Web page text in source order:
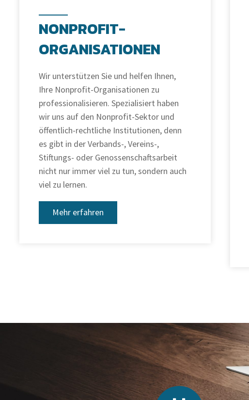
NONPROFIT-
ORGANISATIONEN
Wir unterstützen Sie und helfen Ihnen,
Ihre Nonprofit-Organisationen zu
professionalisieren. Spezialisiert haben
wir uns auf den Nonprofit-Sektor und
öffentlich-rechtliche Institutionen, denn
es gibt in der Verbands-, Vereins-,
Stiftungs- oder Genossenschaftsarbeit
nicht nur immer viel zu tun, sondern auch
viel zu lernen.
Mehr erfahren